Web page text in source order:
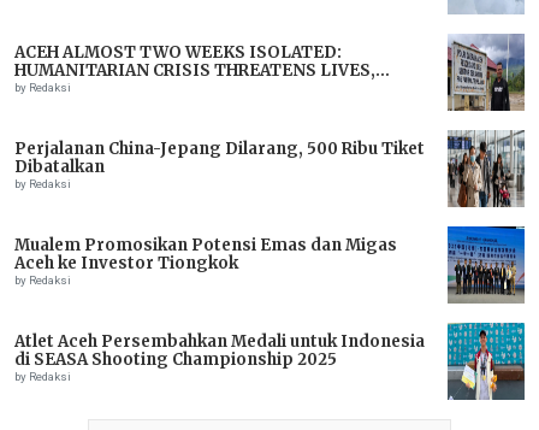
ACEH ALMOST TWO WEEKS ISOLATED:
HUMANITARIAN CRISIS THREATENS LIVES,
IMMEDIATE ASSISTANCE URGENTLY NEEDED
by Redaksi
Perjalanan China-Jepang Dilarang, 500 Ribu Tiket
Dibatalkan
by Redaksi
Mualem Promosikan Potensi Emas dan Migas
Aceh ke Investor Tiongkok
by Redaksi
Atlet Aceh Persembahkan Medali untuk Indonesia
di SEASA Shooting Championship 2025
by Redaksi